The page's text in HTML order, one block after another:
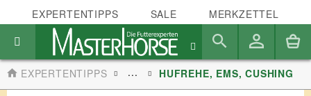
EXPERTENTIPPS SALE MERKZETTEL
EXPERTENTIPPS ... HUFREHE, EMS, CUSHING